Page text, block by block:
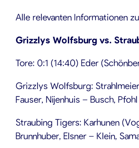
Alle relevanten Informationen
Grizzlys Wolfsburg vs.
Tore: 0:1 (14:40) Eder
Grizzlys Wolfsburg:
Fauser, Nijenhuis – Busch, Pfohl
Straubing Tigers: Karhunen
Brunnhuber, Elsner – Klein,